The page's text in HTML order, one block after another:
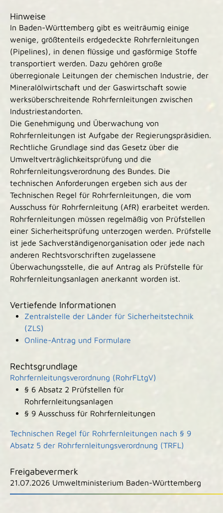
Hinweise
In Baden-Württemberg gibt es weiträumig einige
wenige, größtenteils erdgedeckte Rohrfernleitungen
(Pipelines), in denen flüssige und gasförmige Stoffe
transportiert werden. Dazu gehören große
überregionale Leitungen der chemischen Industrie, der
Mineralölwirtschaft und der Gaswirtschaft sowie
werksüberschreitende Rohrfernleitungen zwischen
Industriestandorten.
Die Genehmigung und Überwachung von
Rohrfernleitungen ist Aufgabe der Regierungspräsidien.
Rechtliche Grundlage sind das Gesetz über die
Umweltverträglichkeitsprüfung und die
Rohrfernleitungsverordnung des Bundes. Die
technischen Anforderungen ergeben sich aus der
Technischen Regel für Rohrfernleitungen, die vom
Ausschuss für Rohrfernleitung (AfR) erarbeitet werden.
Rohrfernleitungen müssen regelmäßig von Prüfstellen
einer Sicherheitsprüfung unterzogen werden. Prüfstelle
ist jede Sachverständigenorganisation oder jede nach
anderen Rechtsvorschriften zugelassene
Überwachungsstelle, die auf Antrag als Prüfstelle für
Rohrfernleitungsanlagen anerkannt worden ist.
Vertiefende Informationen
Zentralstelle der Länder für Sicherheitstechnik
(ZLS)
Online-Antrag und Formulare
Rechtsgrundlage
Rohrfernleitungsverordnung (RohrFLtgV)
§ 6 Absatz 2 Prüfstellen für
Rohrfernleitungsanlagen
§ 9 Ausschuss für Rohrfernleitungen
Technischen Regel für Rohrfernleitungen nach § 9
Absatz 5 der Rohrfernleitungsverordnung (TRFL)
Freigabevermerk
21.07.2026 Umweltministerium Baden-Württemberg